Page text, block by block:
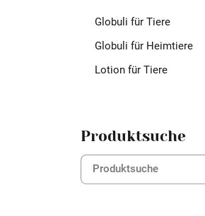
Globuli für Tiere
Globuli für Heimtiere
Lotion für Tiere
Produktsuche